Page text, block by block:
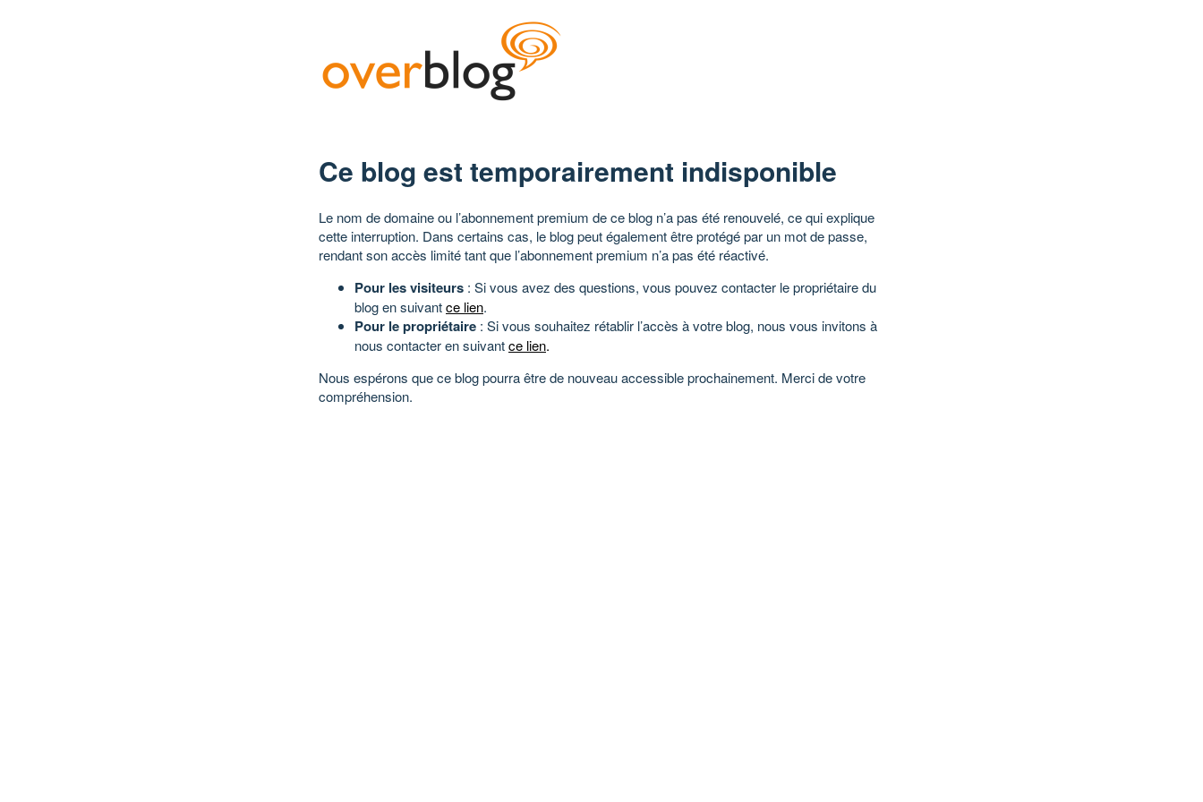
Ce blog est temporairement indisponible
Le nom de domaine ou l’abonnement premium de ce blog n’a pas été renouvelé, ce qui explique
cette interruption. Dans certains cas, le blog peut également être protégé par un mot de passe,
rendant son accès limité tant que l’abonnement premium n’a pas été réactivé.
Pour les visiteurs : Si vous avez des questions, vous pouvez contacter le propriétaire du
blog en suivantce lien.
Pour le propriétaire : Si vous souhaitez rétablir l’accès à votre blog, nous vous invitons à
nous contacter en suivantce lien.
Nous espérons que ce blog pourra être de nouveau accessible prochainement. Merci de votre
compréhension.